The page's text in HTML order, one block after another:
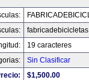
19 caracteres
Sin Clasificar
$1,500.00